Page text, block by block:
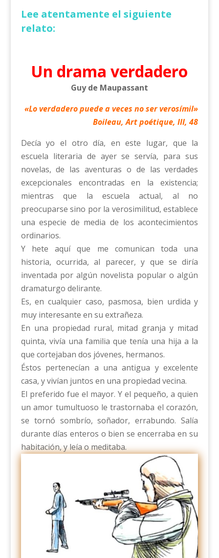
Lee atentamente el siguiente
relato:
Un drama verdadero
Guy de Maupassant
«Lo verdadero puede a veces no ser verosímil»
Boileau, Art poétique, III, 48
Decía yo el otro día, en este lugar, que la
escuela literaria de ayer se servía, para sus
novelas, de las aventuras o de las verdades
excepcionales encontradas en la existencia;
mientras que la escuela actual, al no
preocuparse sino por la verosimilitud, establece
una especie de media de los acontecimientos
ordinarios.
Y hete aquí que me comunican toda una
historia, ocurrida, al parecer, y que se diría
inventada por algún novelista popular o algún
dramaturgo delirante.
Es, en cualquier caso, pasmosa, bien urdida y
muy interesante en su extrañeza.
En una propiedad rural, mitad granja y mitad
quinta, vivía una familia que tenía una hija a la
que cortejaban dos jóvenes, hermanos.
Éstos pertenecían a una antigua y excelente
casa, y vivían juntos en una propiedad vecina.
El preferido fue el mayor. Y el pequeño, a quien
un amor tumultuoso le trastornaba el corazón,
se tornó sombrío, soñador, errabundo. Salía
durante días enteros o bien se encerraba en su
habitación, y leía o meditaba.